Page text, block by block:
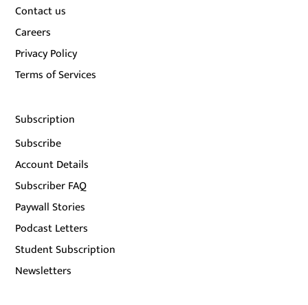
Contact us
Careers
Privacy Policy
Terms of Services
Subscription
Subscribe
Account Details
Subscriber FAQ
Paywall Stories
Podcast Letters
Student Subscription
Newsletters